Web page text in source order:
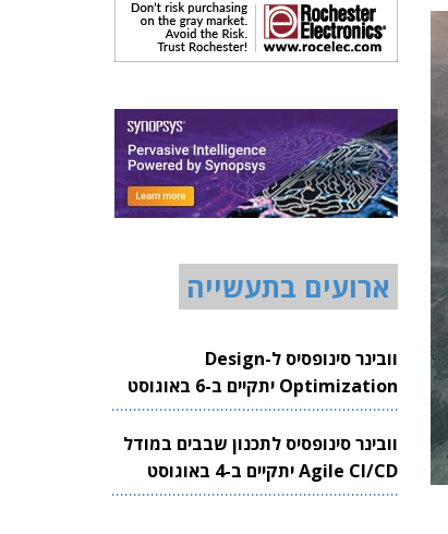
ארועים בתעשייה
וובינר סינופסיס ל-Design
Optimization יתקיים ב-6 באוגוסט
2026
וובינר סינופסיס לתכנון שבבים במודל
Agile CI/CD יתקיים ב-4 באוגוסט
2026